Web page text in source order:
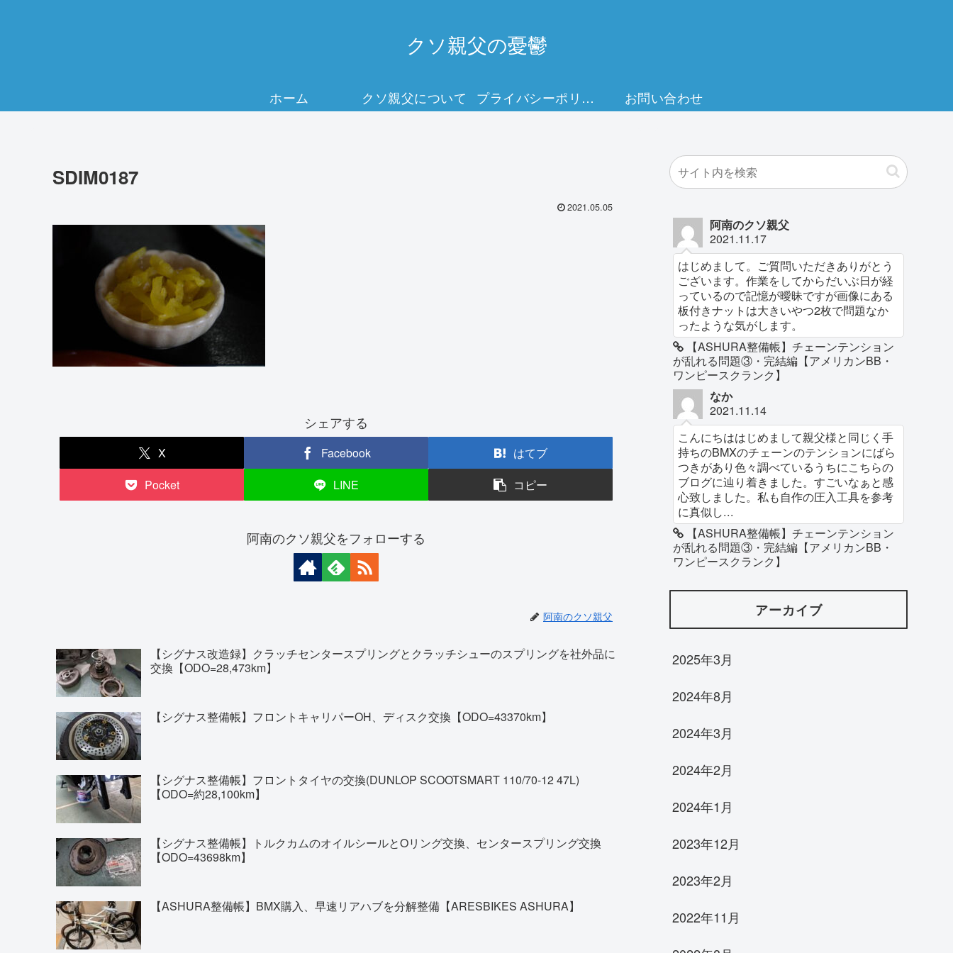
クソ親父の憂鬱
ホーム クソ親父について プライバシーポリシー お問い合わせ
SDIM0187
2021.05.05
シェアする
X Facebook
はてブ
Pocket
LINE コピー
阿南のクソ親父をフォローする
阿南のクソ親父
【シグナス改造録】クラッチセンタースプリングとクラッチシューのスプリングを社外品に
交換【ODO=28,473km】
【シグナス整備帳】フロントキャリパーOH、ディスク交換【ODO=43370km】
【シグナス整備帳】フロントタイヤの交換(DUNLOP SCOOTSMART 110/70-12 47L)
【ODO=約28,100km】
【シグナス整備帳】トルクカムのオイルシールとOリング交換、センタースプリング交換
【ODO=43698km】
【ASHURA整備帳】BMX購入、早速リアハブを分解整備【ARESBIKES ASHURA】
阿南のクソ親父
2021.11.17
はじめまして。ご質問いただきありがとう
ございます。作業をしてからだいぶ日が経
っているので記憶が曖昧ですが画像にある
板付きナットは大きいやつ2枚で問題なか
ったような気がします。
【ASHURA整備帳】チェーンテンション
が乱れる問題③・完結編【アメリカンBB・
ワンピースクランク】
なか
2021.11.14
こんにちははじめまして親父様と同じく手
持ちのBMXのチェーンのテンションにばら
つきがあり色々調べているうちにこちらの
ブログに辿り着きました。すごいなぁと感
心致しました。私も自作の圧入工具を参考
に真似し...
【ASHURA整備帳】チェーンテンション
が乱れる問題③・完結編【アメリカンBB・
ワンピースクランク】
アーカイブ
2025年3月
2024年8月
2024年3月
2024年2月
2024年1月
2023年12月
2023年2月
2022年11月